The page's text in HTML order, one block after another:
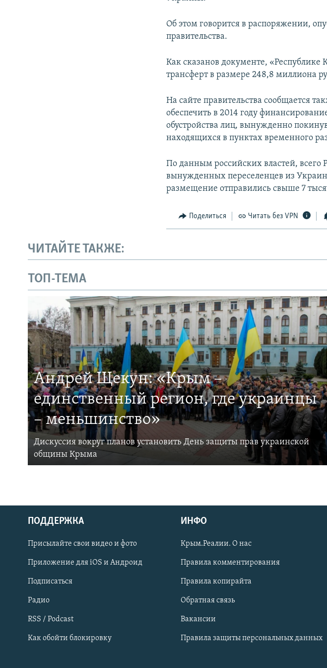
Українською
Qırımtatar
ПРИСОЕДИНЯЙТЕСЬ!
Об этом говорится в распоряжении,
правительства.
Как сказанов документе,
трансферт в размере 248,8 миллиона
На сайте правительства сообщается
обеспечить в 2014 году
обустройства лиц, вынужденно
находящихся в пунктах временного
По данным российских властей, всего
вынужденных переселенцев из
размещение отправились свыше 7
Поделиться Читать без VPN
ЧИТАЙТЕ ТАКЖЕ:
ТОП-ТЕМА
Андрей Щекун: «Крым –
единственный регион, где украинцы
– меньшинство»
Дискуссия вокруг планов установить День защиты прав украинской
общины Крыма
ПОДДЕРЖКА
Присылайте свои видео и фото
Приложение для iOS и Андроид
Подписаться
Радио
RSS / Podcast
Как обойти блокировку
ИНФО
Крым.Реалии. О нас
Правила комментирования
Правила копирайта
Обратная связь
Вакансии
Правила защиты персональных данных